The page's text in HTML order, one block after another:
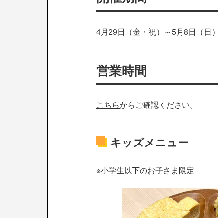
4月29日（金・祝）～5月8日（日
営業時間
こちらからご確認ください。
キッズメニュー
※小学生以下のお子さま限定